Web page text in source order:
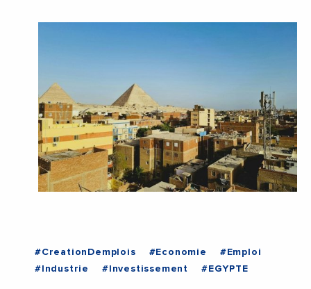
#CreationDemplois #Economie
#Emploi
#Industrie
#Investissement #EGYPTE